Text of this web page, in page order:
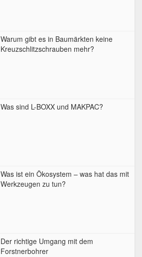
Warum gibt es in Baumärkten keine
Kreuzschlitzschrauben mehr?
Was sind L-BOXX und MAKPAC?
Was ist ein Ökosystem – was hat das mit
Werkzeugen zu tun?
Der richtige Umgang mit dem
Forstnerbohrer